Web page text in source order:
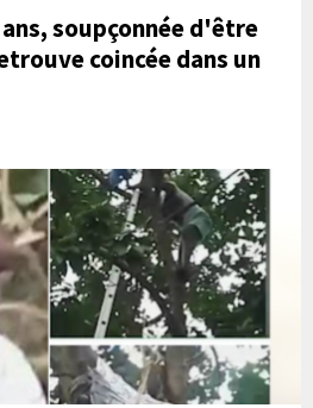
soupçonnée d'être
coincée dans un